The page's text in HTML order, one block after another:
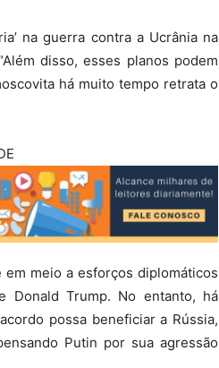
na guerra contra a Ucrânia na
disso, esses planos podem
há muito tempo retrata o
meio a esforços diplomáticos
Donald Trump. No entanto, há
possa beneficiar a Rússia,
Putin por sua agressão